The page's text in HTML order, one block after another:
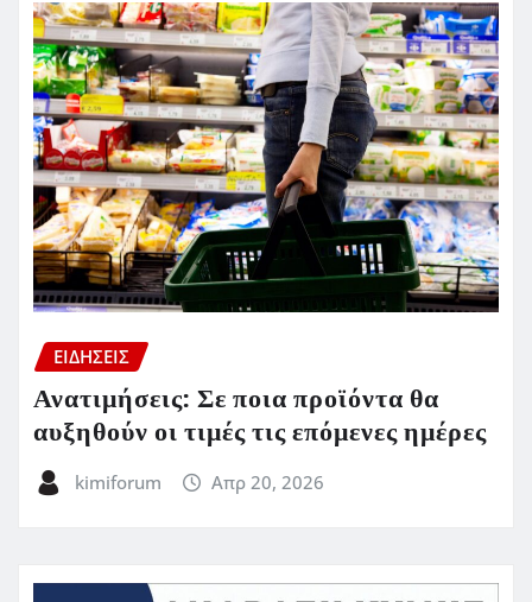
ΕΙΔΗΣΕΙΣ
Ανατιμήσεις: Σε ποια προϊόντα θα
αυξηθούν οι τιμές τις επόμενες ημέρες
kimiforum Απρ 20, 2026